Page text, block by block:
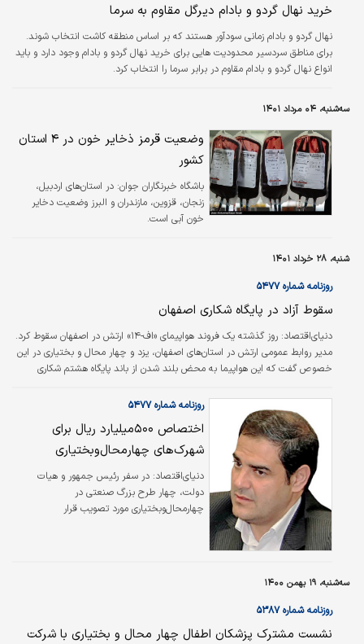
خرید نهال گردو و بادام دیرگل مقاوم به سرما
نهال گردو و بادام زمانی سودآور هستند که بر اساس منطقه کاشت انتخاب شوند.
برای مناطق سردسیر محدودیت هایی برای خرید نهال گردو و بادام وجود دارد و باید
انواع نهال گردو و بادام مقاوم در برابر سرما را انتخاب کرد.
سه‌شنبه، ۰۴ مرداد ۱۴۰۱
وضعیت قرمز ذخایر خون در ۴ استان
کشور
باشگاه خبرنگاران جوان: در استان‌های اردبیل،
زنجان، قزوین، مازندران و البرز وضعیت دخایر
خون آبی است.
شنبه، ۲۸ خرداد ۱۴۰۱
روزنامه شماره ۵۴۷۷
سقوط آزاد در پایگاه شکاری اصفهان
دنیای‌اقتصاد:
روز گذشته یک فروند هواپیمای «اف-۱۴» ارتش در اصفهان سقوط کرد.
مدیر روابط عمومی ارتش در استان‌های اصفهان، یزد و چهار محال و بختیاری در این
خصوص گفت که این هواپیما به محض بلند شدن از باند پایگاه هشتم شکاری
روزنامه شماره ۵۴۷۷
اختصاص ۵۰۰میلیارد ریال برای
شهرک‌های چهارمحال‌وبختیاری
دنیای‌اقتصاد: در سفر رئیس جمهور و هیات
دولت، چهار طرح بزرگ صنعتی در
چهارمحال‌وبختیاری مورد تصویب قرار
برای تکمیل زیرساخت‌های شهرک‌های استان است.
سه‌شنبه، ۱۹ بهمن ۱۴۰۰
روزنامه شماره ۵۳۸۷
نشست مشترک پزشکان اطفال چهار محال و بختیاری با شرکت